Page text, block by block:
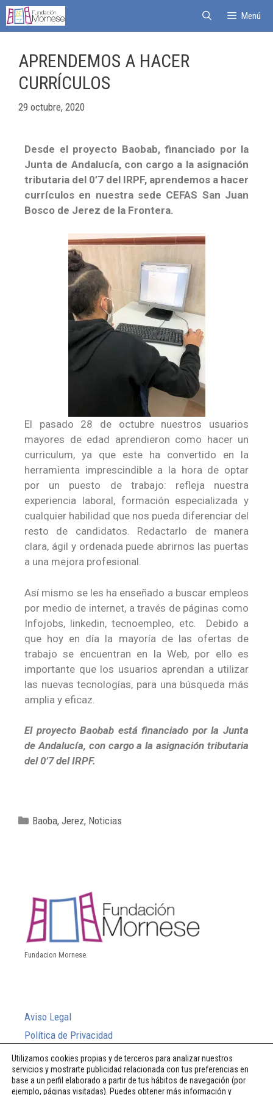
Menú
APRENDEMOS A HACER
CURRÍCULOS
29 octubre, 2020
Desde el proyecto Baobab, financiado por la
Junta de Andalucía, con cargo a la asignación
tributaria del 0’7 del IRPF, aprendemos a hacer
currículos en nuestra sede CEFAS San Juan
Bosco de Jerez de la Frontera.
El pasado 28 de octubre nuestros usuarios
mayores de edad aprendieron como hacer un
curriculum, ya que este ha convertido en la
herramienta imprescindible a la hora de optar
por un puesto de trabajo: refleja nuestra
experiencia laboral, formación especializada y
cualquier habilidad que nos pueda diferenciar del
resto de candidatos. Redactarlo de manera
clara, ágil y ordenada puede abrirnos las puertas
a una mejora profesional.
Así mismo se les ha enseñado a buscar empleos
por medio de internet, a través de páginas como
Infojobs, linkedin, tecnoempleo, etc. Debido a
que hoy en día la mayoría de las ofertas de
trabajo se encuentran en la Web, por ello es
importante que los usuarios aprendan a utilizar
las nuevas tecnologías, para una búsqueda más
amplia y eficaz.
El proyecto Baobab está financiado por la Junta
de Andalucía, con cargo a la asignación tributaria
del 0’7 del IRPF.
Baoba,Jerez, Noticias
Fundacion Mornese.
Aviso Legal
Política de Privacidad
Política de Cookies
Sistema Interno de Información
Utilizamos cookies propias y de terceros para analizar nuestros
servicios y mostrarte publicidad relacionada con tus preferencias en
base a un perfil elaborado a partir de tus hábitos de navegación (por
ejemplo, páginas visitadas). Puedes obtener más información y